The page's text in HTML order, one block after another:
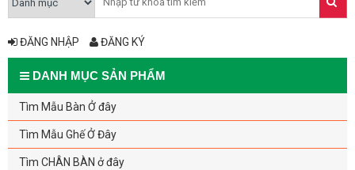
ĐĂNG NHẬP ĐĂNG KÝ
DANH MỤC SẢN PHẨM
Tìm Mẫu Bàn Ở đây
Tìm Mẫu Ghế Ở Đây
Tìm CHÂN BÀN ở đây